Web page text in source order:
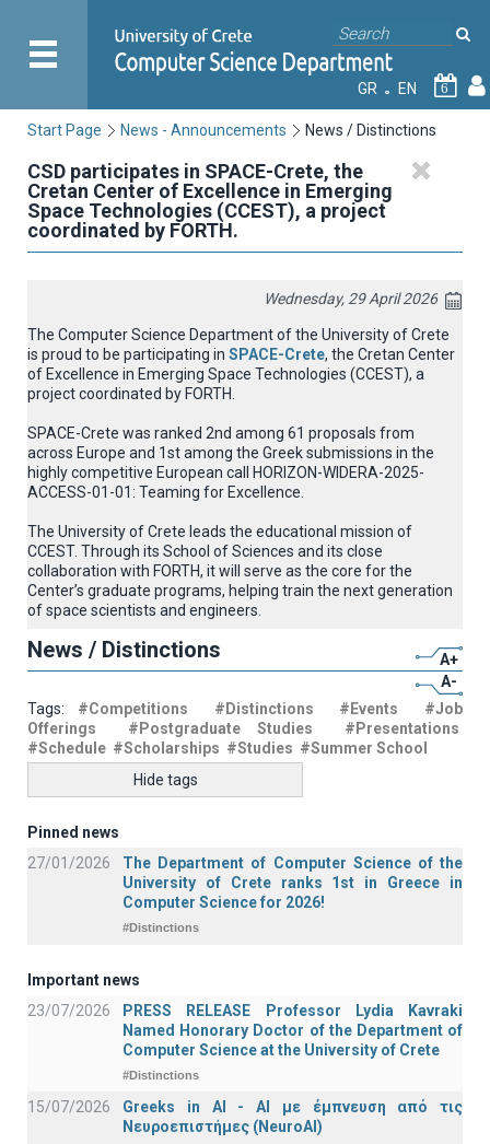
GR EN 6
Start Page News - Announcements News / Distinctions
CSD participates in SPACE-Crete, the
Cretan Center of Excellence in Emerging
Space Technologies (CCEST), a project
coordinated by FORTH.
Wednesday, 29 April 2026
The Computer Science Department of the University of Crete
is proud to be participating in SPACE-Crete, the Cretan Center
of Excellence in Emerging Space Technologies (CCEST), a
project coordinated by FORTH.
SPACE-Crete was ranked 2nd among 61 proposals from
across Europe and 1st among the Greek submissions in the
highly competitive European call HORIZON-WIDERA-2025-
ACCESS-01-01: Teaming for Excellence.
The University of Crete leads the educational mission of
CCEST. Through its School of Sciences and its close
collaboration with FORTH, it will serve as the core for the
Center’s graduate programs, helping train the next generation
of space scientists and engineers.
News / Distinctions
A+
A-
Tags: #Competitions #Distinctions #Events
#Job
Offerings
#Postgraduate Studies
#Presentations
#Schedule #Scholarships #Studies #Summer School
Hide tags
Pinned news
27/01/2026
The Department of Computer Science of the
University of Crete ranks 1st in Greece in
Computer Science for 2026!
#Distinctions
Important news
23/07/2026
PRESS RELEASE Professor Lydia Kavraki
Named Honorary Doctor of the Department of
Computer Science at the University of Crete
#Distinctions
15/07/2026
Greeks in AI - ΑΙ με έμπνευση από τις
Νευροεπιστήμες (NeuroAI)